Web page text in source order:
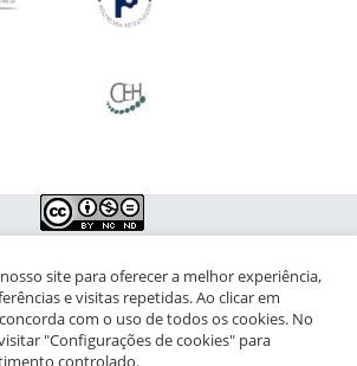
de Pesquisa para a Infância e
Rio de Janeiro - Campus da Praia Vermelha
site para oferecer a melhor experiência,
e visitas repetidas. Ao clicar em
com o uso de todos os cookies. No
"Configurações de cookies" para
controlado.